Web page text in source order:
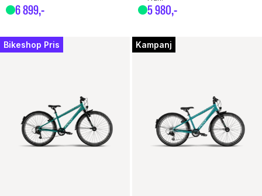
6899,- 5980,-
Bikeshop Pris Kampanj